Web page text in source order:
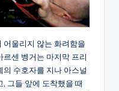
어울리지 않는 화려함을
센 벵거는 마지막 프리
수호자를 지나 아스널
그들 앞에 도착했을 때